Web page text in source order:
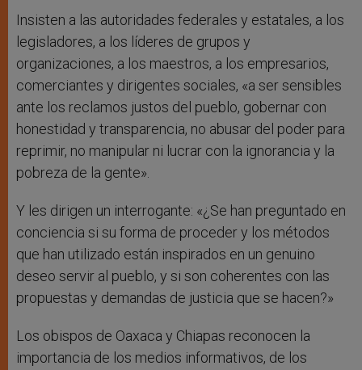
Insisten a las autoridades federales y estatales, a los
legisladores, a los líderes de grupos y
organizaciones, a los maestros, a los empresarios,
comerciantes y dirigentes sociales, «a ser sensibles
ante los reclamos justos del pueblo, gobernar con
honestidad y transparencia, no abusar del poder para
reprimir, no manipular ni lucrar con la ignorancia y la
pobreza de la gente».
Y les dirigen un interrogante: «¿Se han preguntado en
conciencia si su forma de proceder y los métodos
que han utilizado están inspirados en un genuino
deseo servir al pueblo, y si son coherentes con las
propuestas y demandas de justicia que se hacen?»
Los obispos de Oaxaca y Chiapas reconocen la
importancia de los medios informativos, de los